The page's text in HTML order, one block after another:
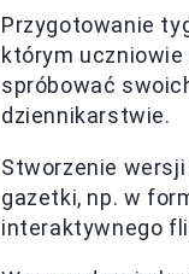
Przygotowanie
którym uczniowie
spróbować
dziennikarstwie.
Stworzenie wersji
gazetki, np. w
interaktywnego